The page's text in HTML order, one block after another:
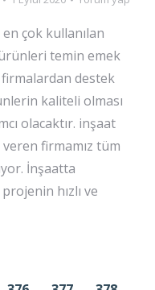
çok kullanılan
temin emek
destek
kaliteli olması
olacaktır. inşaat
firmamız tüm
İnşaatta
hızlı ve